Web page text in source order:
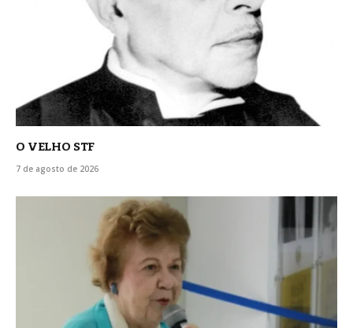
O VELHO STF
7 de agosto de 2026